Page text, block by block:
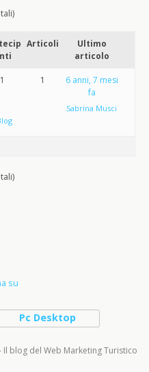
Articoli
Ultimo
articolo
1 1
6 anni, 7 mesi
fa
Sabrina Musci
su
Pc Desktop
blog del Web Marketing Turistico